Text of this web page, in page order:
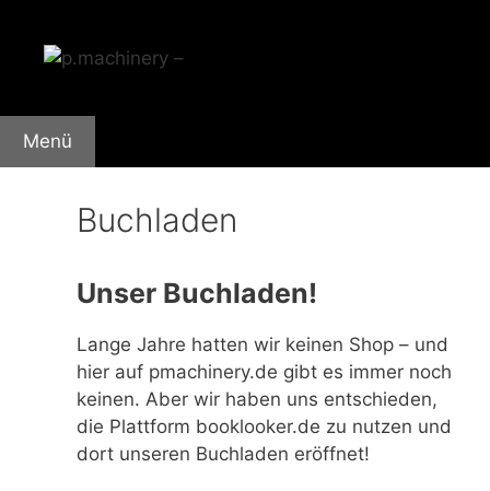
Inhalt
springen
Menü
Buchladen
Unser Buchladen!
Lange Jahre hatten wir keinen Shop – und
hier auf pmachinery.de gibt es immer noch
keinen. Aber wir haben uns entschieden,
die Plattform booklooker.de zu nutzen und
dort unseren Buchladen eröffnet!